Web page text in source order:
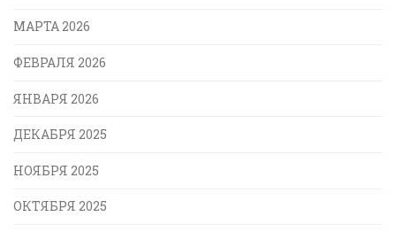
МАРТА 2026
ФЕВРАЛЯ 2026
ЯНВАРЯ 2026
ДЕКАБРЯ 2025
НОЯБРЯ 2025
ОКТЯБРЯ 2025